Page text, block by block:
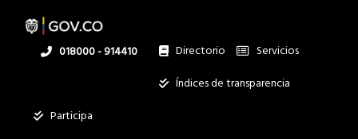
contenido
Linea
018000 - 914410 Directorio
Institucional
Servicios
Índices de transparencia
Participa